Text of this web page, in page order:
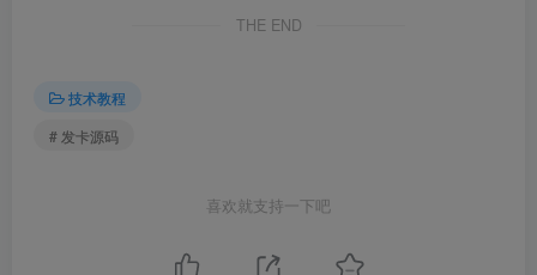
THE END
技术教程
# 发卡源码
喜欢就支持一下吧